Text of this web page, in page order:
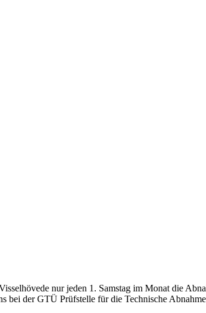
nur jeden 1. Samstag im Monat die
der GTÜ Prüfstelle für die Technische